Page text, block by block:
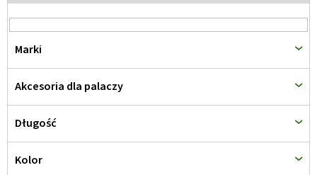
Marki
Akcesoria dla palaczy
Długość
Kolor
r
o
d
u
k
ó
w